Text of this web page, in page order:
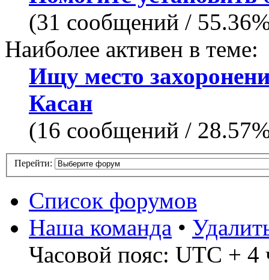
(31 сообщений /
Наиболее активен в теме:
Ищу место
Касан
(16 сообщений /
Перейти:
Список форумов
Наша команда •
Часовой пояс: UTC + 4